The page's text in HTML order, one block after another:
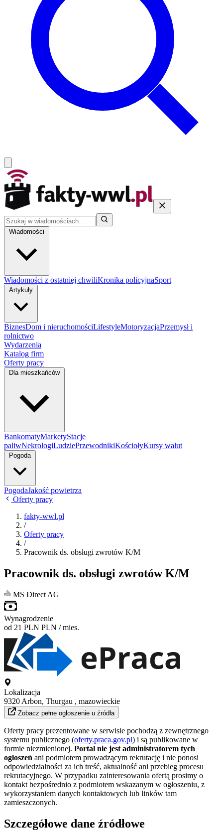
Wiadomości
Wiadomości z ostatniej chwiliKronika policyjnaSport
Artykuły
BiznesDom i nieruchomościLifestyleMotoryzacjaPrzemysł i
rolnictwo
Wydarzenia
Katalog firm
Oferty pracy
Dla mieszkańców
BankomatyMarketyStacje
paliwNekrologiLudziePrzewodnikiKościołyKursy walut
Pogoda
PogodaJakość powietrza
Oferty pracy
fakty-wwl.pl
/
Oferty pracy
/
Pracownik ds. obsługi zwrotów K/M
Pracownik ds. obsługi zwrotów K/M
MS Direct AG
Wynagrodzenie
od 21 PLN PLN / mies.
Lokalizacja
9320 Arbon, Thurgau , mazowieckie
Zobacz pełne ogłoszenie u źródła
Oferty pracy prezentowane w serwisie pochodzą z zewnętrznego
systemu publicznego (oferty.praca.gov.pl) i są publikowane w
formie niezmienionej. Portal nie jest administratorem tych
ogłoszeń ani podmiotem prowadzącym rekrutację i nie ponosi
odpowiedzialności za ich treść, aktualność ani przebieg procesu
rekrutacyjnego. W przypadku zainteresowania ofertą prosimy o
kontakt bezpośrednio z podmiotem wskazanym w ogłoszeniu, z
wykorzystaniem danych kontaktowych lub linków tam
zamieszczonych.
Szczegółowe dane źródłowe